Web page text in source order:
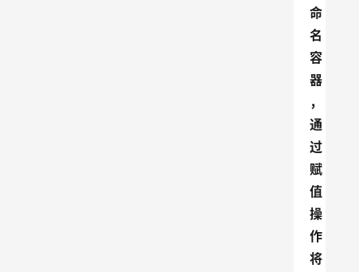
命
名
容
器
，
通
过
赋
值
操
作
将